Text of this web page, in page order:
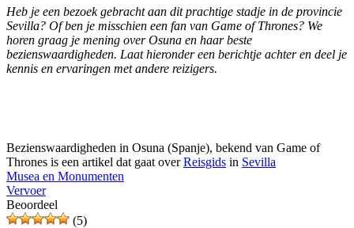
Heb je een bezoek gebracht aan dit prachtige stadje in de provincie
Sevilla? Of ben je misschien een fan van Game of Thrones? We
horen graag je mening over Osuna en haar beste
bezienswaardigheden. Laat hieronder een berichtje achter en deel je
kennis en ervaringen met andere reizigers.
Bezienswaardigheden in Osuna (Spanje), bekend van Game of
Thrones is een artikel dat gaat overReisgids in Sevilla
Musea en Monumenten
Vervoer
Beoordeel
(5)